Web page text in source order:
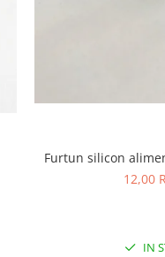
Furtun silicon
12,00
IN